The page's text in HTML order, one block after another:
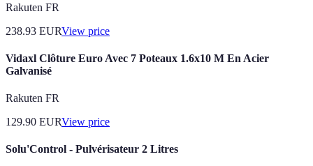
Rakuten FR
238.93 EURView price
Vidaxl Clôture Euro Avec 7 Poteaux 1.6x10 M En Acier
Galvanisé
Rakuten FR
129.90 EURView price
Solu'Control - Pulvérisateur 2 Litres